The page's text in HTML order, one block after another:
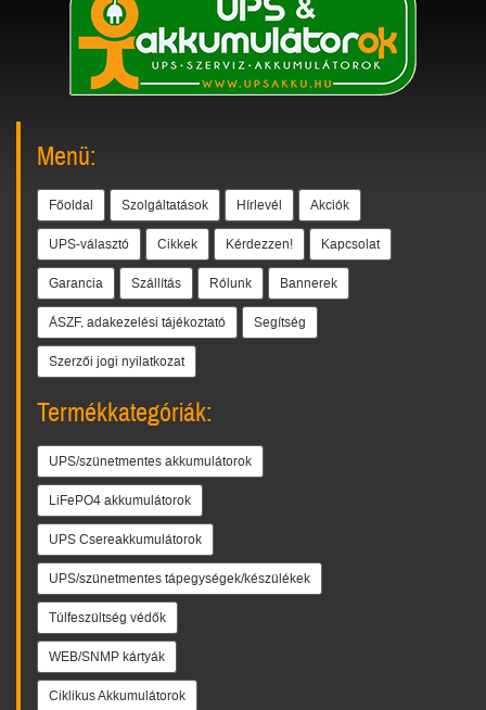
Menü:
Főoldal Szolgáltatások Hírlevél Akciók
UPS-választó Cikkek Kérdezzen! Kapcsolat
Garancia Szállítás Rólunk Bannerek
ÁSZF, adakezelési tájékoztató Segítség
Szerzői jogi nyilatkozat
Termékkategóriák:
UPS/szünetmentes akkumulátorok
LiFePO4 akkumulátorok
UPS Csereakkumulátorok
UPS/szünetmentes tápegységek/készülékek
Túlfeszültség védők
WEB/SNMP kártyák
Ciklikus Akkumulátorok